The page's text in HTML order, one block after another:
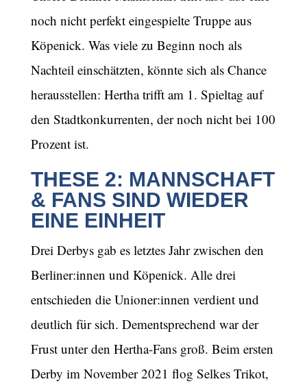
noch nicht perfekt eingespielte Truppe aus
Köpenick. Was viele zu Beginn noch als
Nachteil einschätzten, könnte sich als Chance
herausstellen: Hertha trifft am 1. Spieltag auf
den Stadtkonkurrenten, der noch nicht bei 100
Prozent ist.
THESE 2: MANNSCHAFT
& FANS SIND WIEDER
EINE EINHEIT
Drei Derbys gab es letztes Jahr zwischen den
Berliner:innen und Köpenick. Alle drei
entschieden die Unioner:innen verdient und
deutlich für sich. Dementsprechend war der
Frust unter den Hertha-Fans groß. Beim ersten
Derby im November 2021 flog Selkes Trikot,